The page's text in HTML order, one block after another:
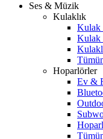
Ses & Müzik
Kulaklık
Kulak
Kulak
Hoparlörler
Ev &